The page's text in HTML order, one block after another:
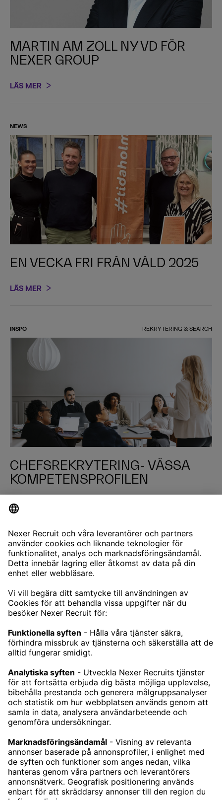
MARTIN AM ZOLL NY VD FÖR
NEXER GROUP
LÄS MER
NEWS
EN VECKA FRI FRÅN VÅLD 2025
LÄS MER
INSPO REKRYTERING & SEARCH
CHEFSREKRYTERING- VÄSSA
KOMPETENSPROFILEN
LÄS MER
NEXERRECRUIT@NEXERGROUP.COM
TECHREKRYTERING
CHEFSREKRYTERING
REKRYTERING ENGINEERING
KARRIÄR
LEDIGA JOBB
VÅRA KONTOR
STOCKHOLM
GÖTEBORG